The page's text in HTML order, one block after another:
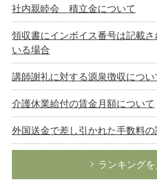
社内親睦会 積立金について
領収書にインボイス番号は記載
いる場合
講師謝礼に対する源泉徴収につい
介護休業給付の賃金月額について
外国送金で差し引かれた手数料の
ランキングを